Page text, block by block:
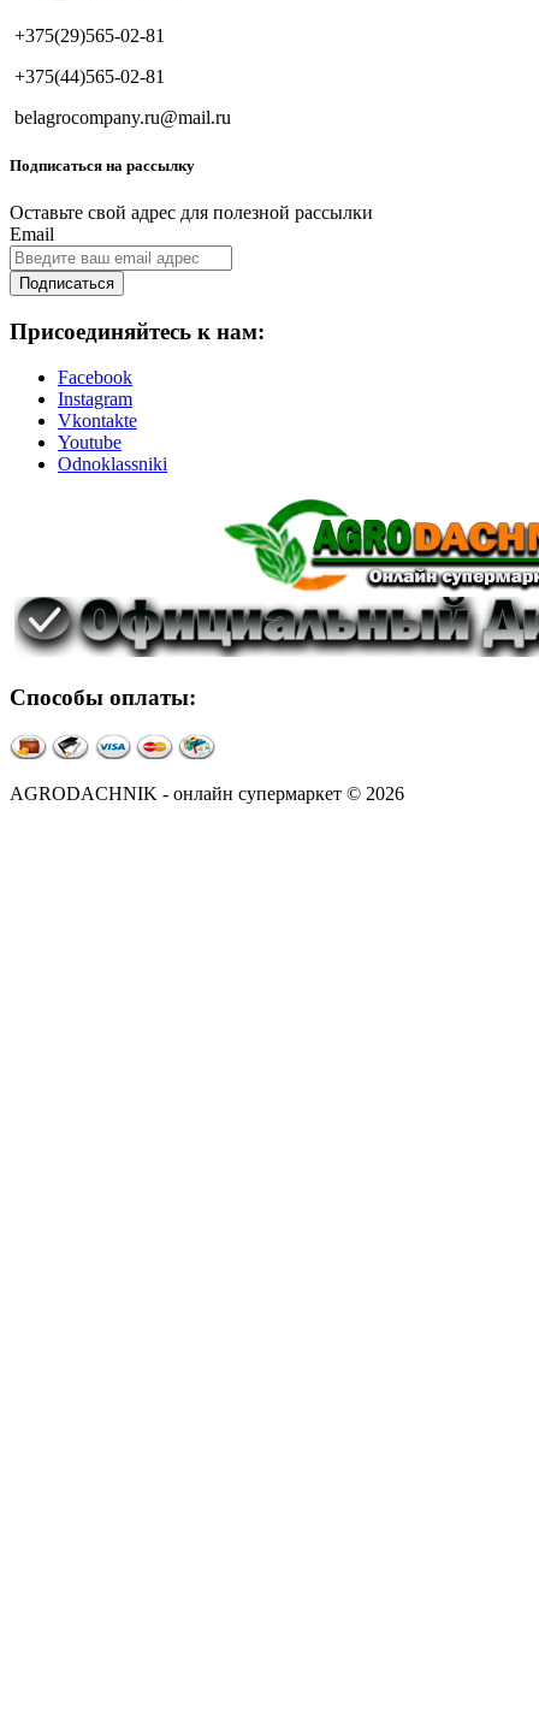
+375(29)565-02-81
+375(44)565-02-81
belagrocompany.ru@mail.ru
Подписаться на рассылку
Оставьте свой адрес для полезной рассылки
Email
Подписаться
Присоединяйтесь к нам:
Facebook
Instagram
Vkontakte
Youtube
Odnoklassniki
Способы оплаты:
AGRODACHNIK - онлайн супермаркет © 2026